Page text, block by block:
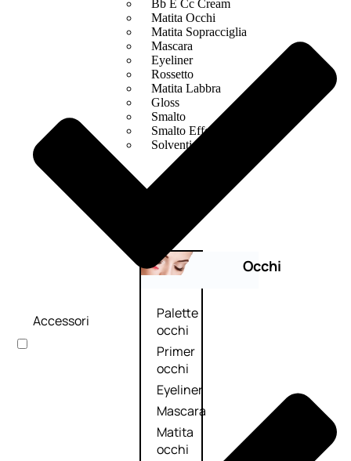
Bb E Cc Cream
Matita Occhi
Matita Sopracciglia
Mascara
Eyeliner
Rossetto
Matita Labbra
Gloss
Smalto
Smalto Effetti Speciali
Solventi Unghie
Occhi
Palette
occhi
Primer
occhi
Eyeliner
Mascara
Matita
occhi
Accessori